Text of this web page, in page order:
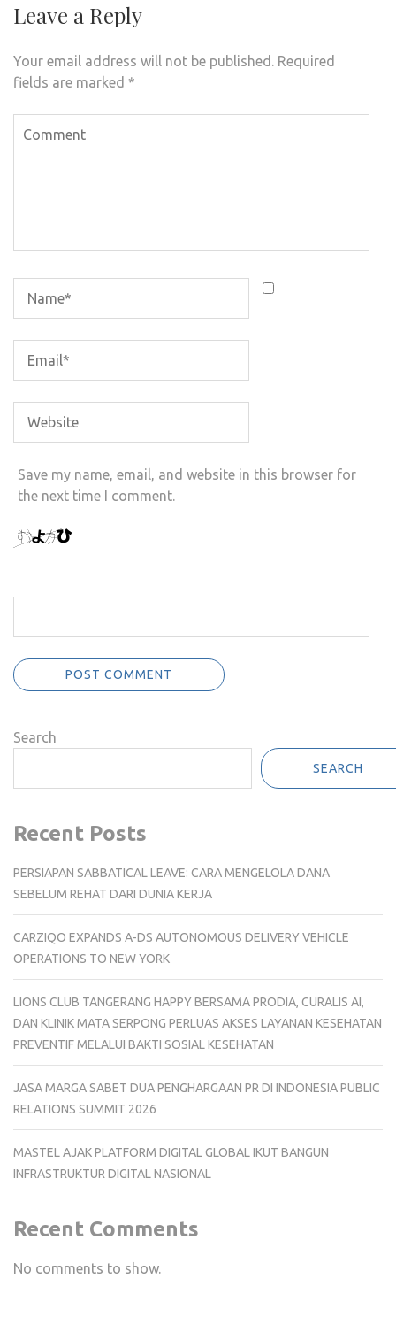
Leave a Reply
Your email address will not be published. Required
fields are marked *
Save my name, email, and website in this browser for
the next time I comment.
Search
SEARCH
Recent Posts
PERSIAPAN SABBATICAL LEAVE: CARA MENGELOLA DANA
SEBELUM REHAT DARI DUNIA KERJA
CARZIQO EXPANDS A-DS AUTONOMOUS DELIVERY VEHICLE
OPERATIONS TO NEW YORK
LIONS CLUB TANGERANG HAPPY BERSAMA PRODIA, CURALIS AI,
DAN KLINIK MATA SERPONG PERLUAS AKSES LAYANAN KESEHATAN
PREVENTIF MELALUI BAKTI SOSIAL KESEHATAN
JASA MARGA SABET DUA PENGHARGAAN PR DI INDONESIA PUBLIC
RELATIONS SUMMIT 2026
MASTEL AJAK PLATFORM DIGITAL GLOBAL IKUT BANGUN
INFRASTRUKTUR DIGITAL NASIONAL
Recent Comments
No comments to show.